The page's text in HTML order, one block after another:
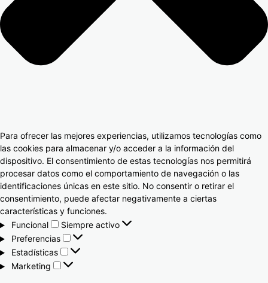
Para ofrecer las mejores experiencias, utilizamos tecnologías como
las cookies para almacenar y/o acceder a la información del
dispositivo. El consentimiento de estas tecnologías nos permitirá
procesar datos como el comportamiento de navegación o las
identificaciones únicas en este sitio. No consentir o retirar el
consentimiento, puede afectar negativamente a ciertas
características y funciones.
Funcional
Siempre activo
Preferencias
Estadísticas
Marketing